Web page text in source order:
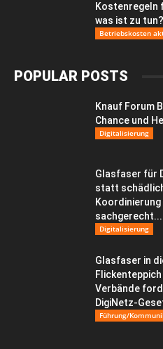
Kostenregeln
was ist zu tun?
Betriebskosten
POPULAR POSTS
Knauf Forum
Chance und
Digitalisierung
Glasfaser für
statt
sachgerecht...
Digitalisierung
Glasfaser in
Verbände
DigiNetz-
Führung/